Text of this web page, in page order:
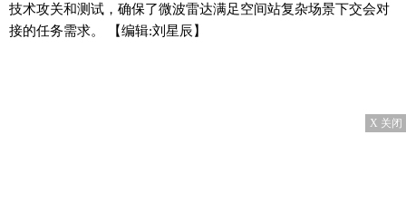
技术攻关和测试，确保了微波雷达满足空间站复杂场景下交会对
接的任务需求。
【编辑:刘星辰】
X 关闭